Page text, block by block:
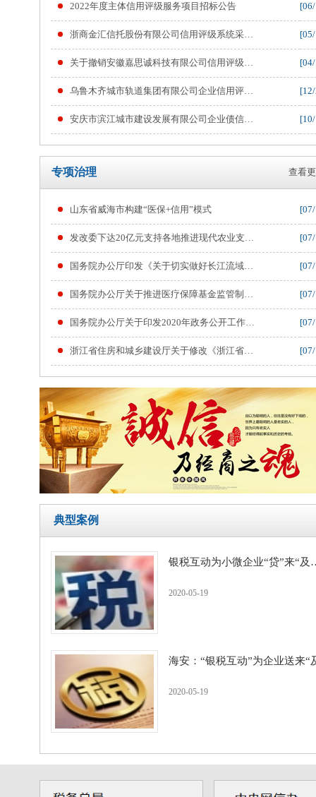
2022年度主体信用评级服务项目招标公告
浙商金汇信托股份有限公司信用评级系统采…
关于撤销安徽嘉思诚科技有限公司信用评级…
乌鲁木齐城市轨道集团有限公司企业信用评…
安庆市滨江城市建设发展有限公司企业债信…
专项治理 查看
山东省威海市构建“医保+信用”模式
发改委下达20亿元支持各地推进现代农业支…
国务院办公厅印发《关于切实做好长江流域…
国务院办公厅关于推进医疗保障基金监管制…
国务院办公厅关于印发2020年政务公开工作…
浙江省住房和城乡建设厅关于修改《浙江省…
典型案例
银税互动为小微企业“贷”来“
2020-05-19
海安：“银税互动”为企业送来
2020-05-19